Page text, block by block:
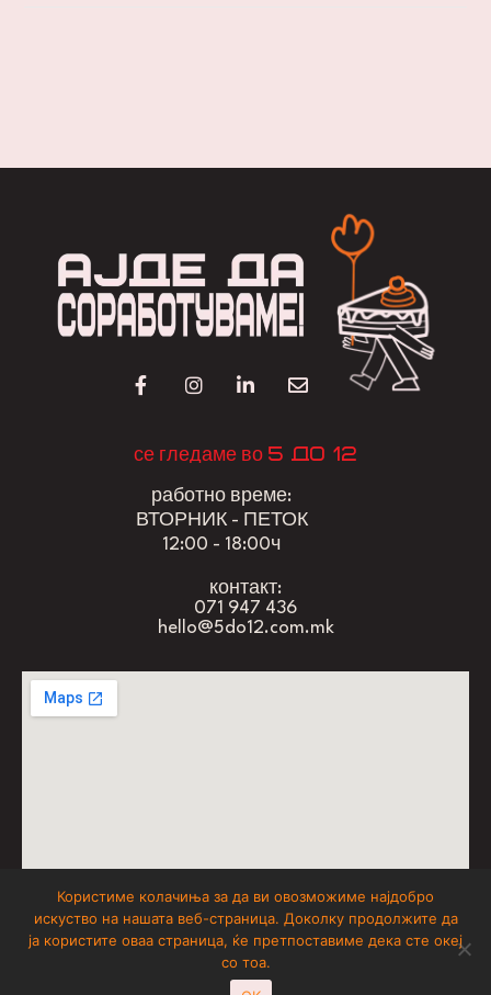
се гледаме во 5 до 12
работно време:
ВТОРНИК - ПЕТОК
12:00 - 18:00ч
контакт:
071 947 436
hello@5do12.com.mk
don’t forget to have fun
5 до 12, All Rights Reserved
Користиме колачиња за да ви овозможиме најдобро
искуство на нашата веб-страница. Доколку продолжите да
ја користите оваа страница, ќе претпоставиме дека сте океј
со тоа.